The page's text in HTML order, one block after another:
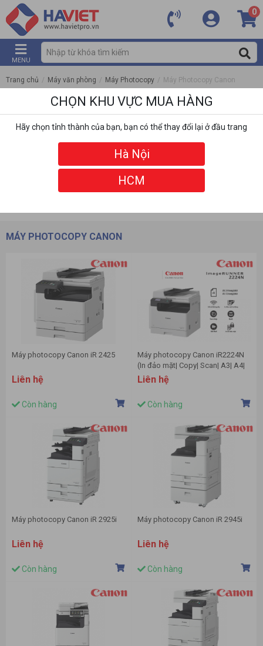
0
MENU
Trang chủ / Máy văn phòng / Máy Photocopy / Máy Photocopy Canon
MÁY PHOTOCOPY CANON
Máy photocopy Canon iR 2425
Liên hệ
Còn hàng
Máy photocopy Canon iR2224N
(In đảo mặt| Copy| Scan| A3| A4|
USB| LAN| WIFI)
Liên hệ
Còn hàng
Máy photocopy Canon iR 2925i
Liên hệ
Còn hàng
Máy photocopy Canon iR 2945i
Liên hệ
Còn hàng
CHỌN KHU VỰC MUA HÀNG
Hãy chọn tỉnh thành của bạn, bạn có thể thay đổi lại ở đầu trang
Hà Nội
HCM